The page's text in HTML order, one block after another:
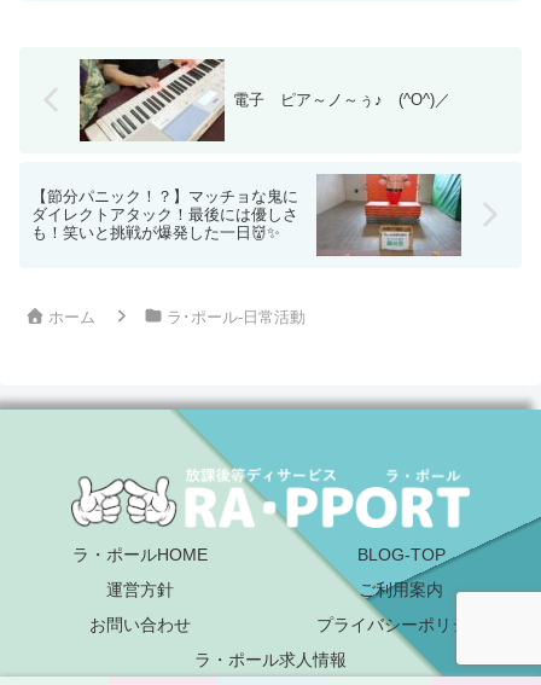
電子 ピア～ノ～ぅ♪ (^O^)／
【節分パニック！？】マッチョな鬼に
ダイレクトアタック！最後には優しさ
も！笑いと挑戦が爆発した一日👹✨
ホーム ラ･ポール-日常活動
ラ・ポールHOME
BLOG-TOP
運営方針
ご利用案内
お問い合わせ
プライバシーポリシー
ラ・ポール求人情報